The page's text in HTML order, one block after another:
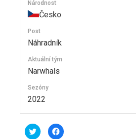
Národnost
Česko
Post
Náhradník
Aktuální tým
Narwhals
Sezóny
2022
C
l
C
l